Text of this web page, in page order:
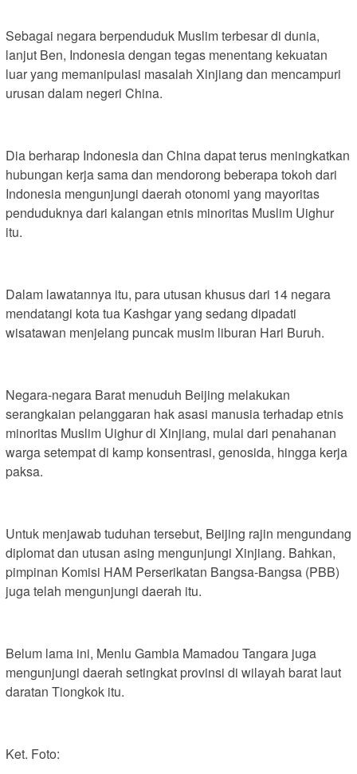
Sebagai negara berpenduduk Muslim terbesar di dunia,
lanjut Ben, Indonesia dengan tegas menentang kekuatan
luar yang memanipulasi masalah Xinjiang dan mencampuri
urusan dalam negeri China.
Dia berharap Indonesia dan China dapat terus meningkatkan
hubungan kerja sama dan mendorong beberapa tokoh dari
Indonesia mengunjungi daerah otonomi yang mayoritas
penduduknya dari kalangan etnis minoritas Muslim Uighur
itu.
Dalam lawatannya itu, para utusan khusus dari 14 negara
mendatangi kota tua Kashgar yang sedang dipadati
wisatawan menjelang puncak musim liburan Hari Buruh.
Negara-negara Barat menuduh Beijing melakukan
serangkaian pelanggaran hak asasi manusia terhadap etnis
minoritas Muslim Uighur di Xinjiang, mulai dari penahanan
warga setempat di kamp konsentrasi, genosida, hingga kerja
paksa.
Untuk menjawab tuduhan tersebut, Beijing rajin mengundang
diplomat dan utusan asing mengunjungi Xinjiang. Bahkan,
pimpinan Komisi HAM Perserikatan Bangsa-Bangsa (PBB)
juga telah mengunjungi daerah itu.
Belum lama ini, Menlu Gambia Mamadou Tangara juga
mengunjungi daerah setingkat provinsi di wilayah barat laut
daratan Tiongkok itu.
Ket. Foto: